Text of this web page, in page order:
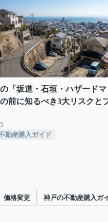
「坂道・石垣・ハザード
前に知るべき3大リスクと
動産購入ガイド
価格変更 神戸の不動産購入ガ